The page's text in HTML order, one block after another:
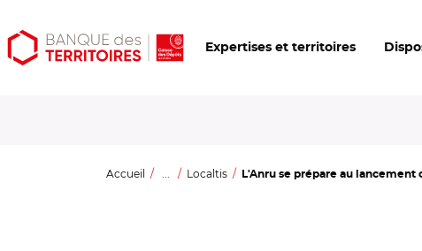
Aller
au
Aller
au
Ouvrir
les
Expertises et territoires
Accueil ... Localtis L'Anru se prépare au lancement